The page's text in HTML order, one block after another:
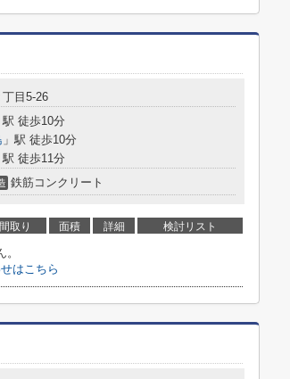
丁目5-26
駅 徒歩10分
」駅 徒歩10分
駅 徒歩11分
鉄筋コンクリート
間取り 面積 詳細 検討リスト
はこちら